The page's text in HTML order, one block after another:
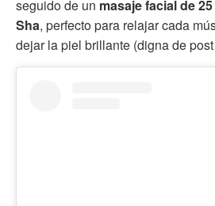
seguido de un masaje facial de
Sha, perfecto para relajar cada
dejar la piel brillante (digna de